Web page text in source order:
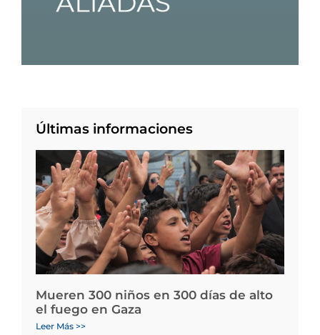
Últimas informaciones
Mueren 300 niños en 300 días de alto
el fuego en Gaza
Leer Más >>